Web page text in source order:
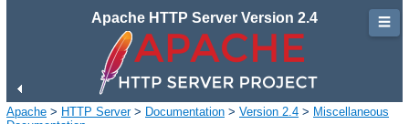
Apache HTTP Server Version 2.4
Apache > HTTP Server> Documentation > Version 2.4 > Miscellaneous
☰